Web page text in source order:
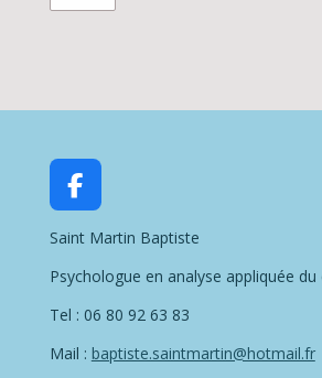
F
a
c
e
o
o
k
Saint Martin Baptiste
Psychologue en analyse appliquée
Tel : 06 80 92 63 83
Mail : baptiste.saintmartin@hotmail.fr